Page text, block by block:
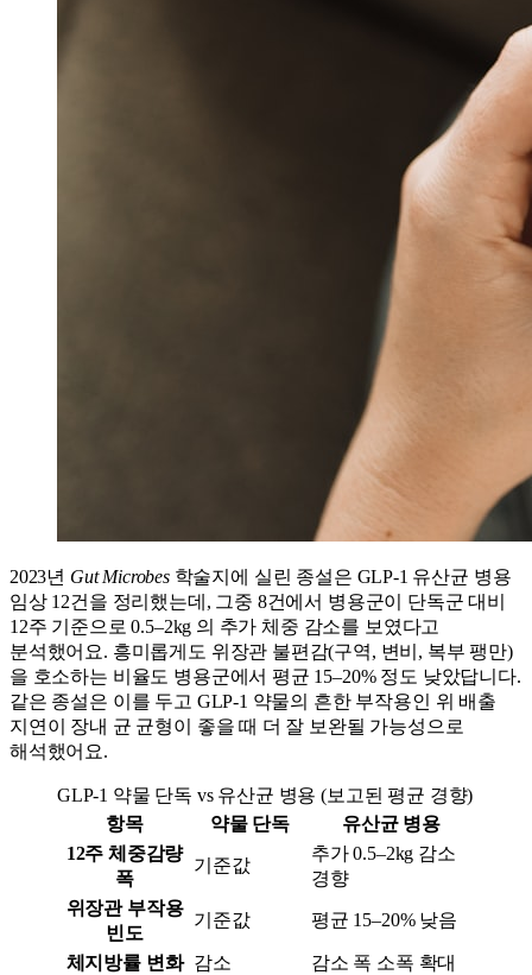
2023년 Gut Microbes학술지에 실린 종설은 GLP-1 유산균 병용
임상 12건을 정리했는데, 그중 8건에서 병용군이 단독군 대비
12주 기준으로 0.5–2kg 의 추가 체중 감소를 보였다고
분석했어요. 흥미롭게도 위장관 불편감(구역, 변비, 복부 팽만)
을 호소하는 비율도 병용군에서 평균 15–20% 정도 낮았답니다.
같은 종설은 이를 두고 GLP-1 약물의 흔한 부작용인 위 배출
지연이 장내 균 균형이 좋을 때 더 잘 보완될 가능성으로
해석했어요.
GLP-1 약물 단독 vs 유산균 병용 (보고된 평균 경향)
항목
약물 단독
유산균 병용
12주 체중감량
폭
기준값
추가 0.5–2kg 감소
경향
위장관 부작용
빈도
기준값 평균 15–20% 낮음
체지방률 변화 감소 감소 폭 소폭 확대